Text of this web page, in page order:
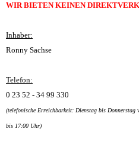
WIR BIETEN KEINEN
Inhaber:
Ronny Sachse
Telefon:
0 23 52 - 34 99 330
(telefonische Erreichbarkeit: Dienstag bis
bis 17:00 Uhr)